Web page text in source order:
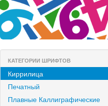
КАТЕГОРИИ ШРИФТОВ
Киррилица
Печатный
Плавные Каллиграфические